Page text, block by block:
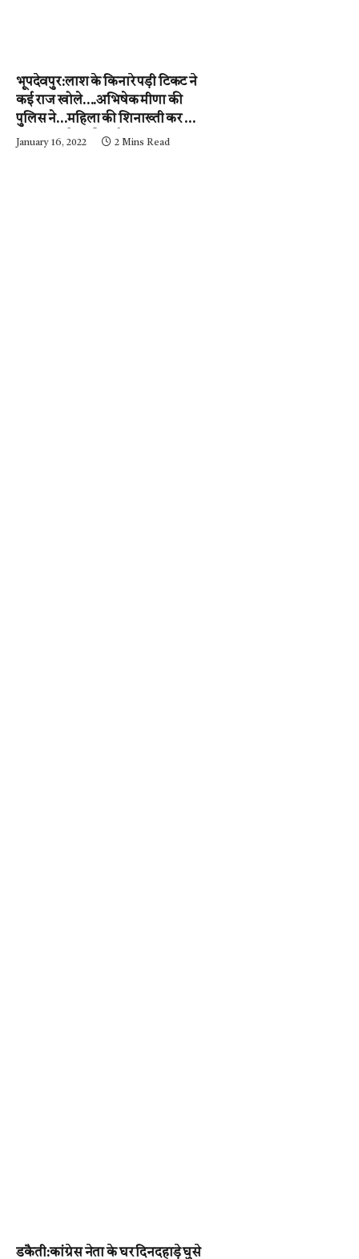
भूपदेवपुर:लाश के किनारे पड़ी टिकट ने
कई राज खोले….अभिषेक मीणा की
पुलिस ने…महिला की शिनाख्ती कर ली.
….अब आरोपी की गर्दन तक जल्द ही
January 16, 2022 2 Mins Read
डकैती:कांग्रेस नेता के घर दिनदहाड़े घुसे